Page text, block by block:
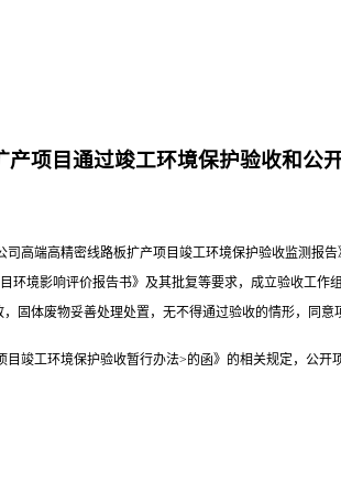
项目通过竣工环境保护验收和公
司高端高精密线路板扩产项目竣工环境保护验收监测报
环境影响评价报告书》及其批复等要求，成立验收工
固体废物妥善处理处置，无不得通过验收的情形，同意
目竣工环境保护验收暂行办法>的函》的相关规定，公开